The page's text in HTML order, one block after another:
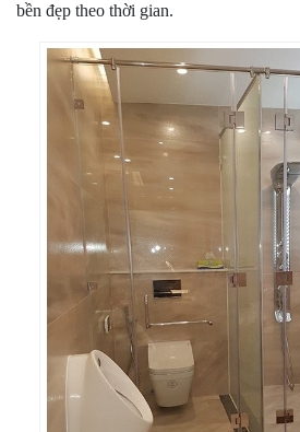
bền đẹp theo thời gian.